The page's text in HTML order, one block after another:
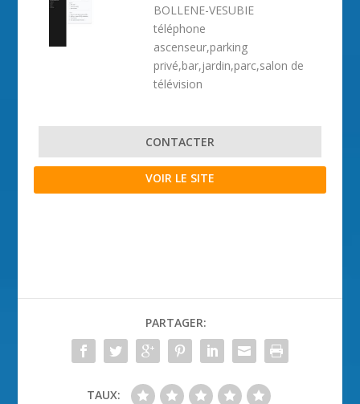
BOLLENE-VESUBIE
téléphone
ascenseur,parking
privé,bar,jardin,parc,salon de
télévision
CONTACTER
VOIR LE SITE
PARTAGER:
TAUX: